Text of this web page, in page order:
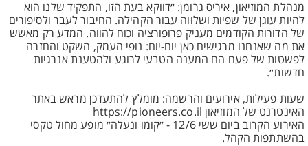
מנהלת המוזיאון, איריס גרומן: ״דווקא בעת הזו, התפקיד שלנו הוא
להיות עוגן של שפיות ושלווה עבור הקהילה. החיבור לעבר ולסיפורים
של הדורות הקודמים מעניק פרופורציה וכוח להווה. המדע רק מאשש
את מה שאנחנו מרגישים כאן יום-יום: נופי העמק, השקט והחזרה
לפשטות של פעם הם המענה הטבעי לרוגע ולהטענת אנרגיות
חדשות״.
שעות פעילות, אירועים והרשמה: מומלץ להתעדכן מראש באתר
האינטרנט של המוזיאון https://pioneers.co.il
האירוע הקרוב ביום ששי 12/6 - ״קומו ונעלה״ מופע מחול טקסי
בהשתתפות הקהל.